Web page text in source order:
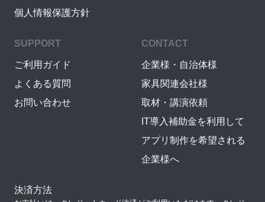
個人情報保護方針
SUPPORT
ご利用ガイド
よくある質問
お問い合わせ
CONTACT
企業様・自治体様
家具関連会社様
取材・講演依頼
IT導入補助金を利用して
アプリ制作を希望される
企業様へ
決済方法